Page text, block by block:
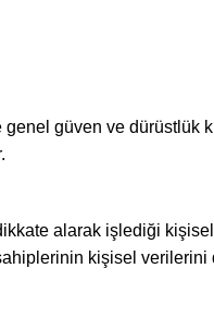
güven ve dürüstlük
alarak işlediği
kişisel